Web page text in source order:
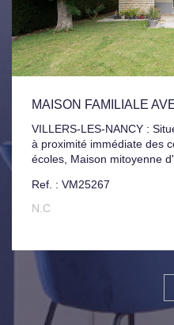
MAISON FAMILIALE
VILLERS-LES-NANCY :
à proximité immédiate des
écoles, Maison mitoyenne
espaces : -Au rez-de-
Chambres, Buanderie,
étage : Salon-Séjour
Véranda, 2 Chambres
Combles: Entièrement
nuit, Jeux ou Bureau,
Ref. : VM25267
N.C